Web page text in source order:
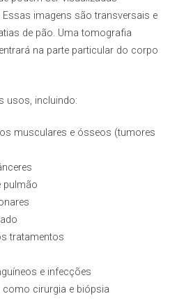
imagens são transversais e
de pão. Uma tomografia
na parte particular do corpo
usos, incluindo:
musculares e ósseos (tumores
pulmão
tratamentos
e infecções
cirurgia e biópsia